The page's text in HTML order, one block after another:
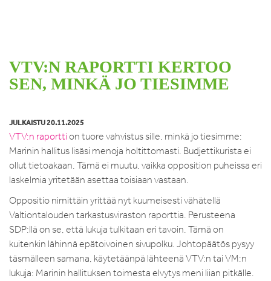
VTV:N RAPORTTI KERTOO
SEN, MINKÄ JO TIESIMME
JULKAISTU 20.11.2025
VTV:n raportti on tuore vahvistus sille, minkä jo tiesimme:
Marinin hallitus lisäsi menoja holtittomasti. Budjettikurista ei
ollut tietoakaan. Tämä ei muutu, vaikka opposition puheissa eri
laskelmia yritetään asettaa toisiaan vastaan.
Oppositio nimittäin yrittää nyt kuumeisesti vähätellä
Valtiontalouden tarkastusviraston raporttia. Perusteena
SDP:llä on se, että lukuja tulkitaan eri tavoin. Tämä on
kuitenkin lähinnä epätoivoinen sivupolku. Johtopäätös pysyy
täsmälleen samana, käytetäänpä lähteenä VTV:n tai VM:n
lukuja: Marinin hallituksen toimesta elvytys meni liian pitkälle.